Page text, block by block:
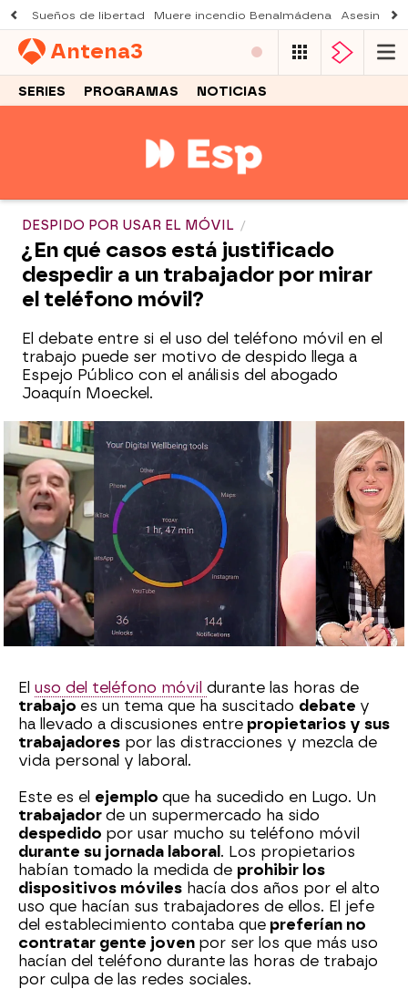
Sueños de libertad Muere incendio Benalmádena Asesinato
Antena3
SERIES PROGRAMAS NOTICIAS
DESPIDO POR USAR EL MÓVIL
¿En qué casos está justificado
despedir a un trabajador por mirar
el teléfono móvil?
El debate entre si el uso del teléfono móvil en el
trabajo puede ser motivo de despido llega a
Espejo Público con el análisis del abogado
Joaquín Moeckel.
Jessica Fernández
Publicado: 03 de abril de 2024, 13:22
WhatsappFacebook
X Flipboard
El uso del teléfono móvil durante las horas de
trabajo es un tema que ha suscitado debate y
ha llevado a discusiones entre propietarios y sus
trabajadores por las distracciones y mezcla de
vida personal y laboral.
Este es el ejemplo que ha sucedido en Lugo. Un
trabajador de un supermercado ha sido
despedido por usar mucho su teléfono móvil
durante su jornada laboral . Los propietarios
habían tomado la medida de prohibir los
dispositivos móviles hacía dos años por el alto
uso que hacían sus trabajadores de ellos. El jefe
del establecimiento contaba que preferían no
contratar gente joven por ser los que más uso
hacían del teléfono durante las horas de trabajo
por culpa de las redes sociales.